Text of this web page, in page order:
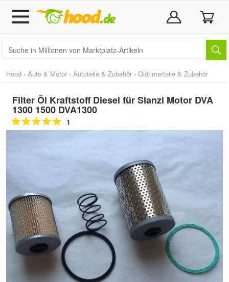
Hood › Auto & Motor › Autoteile & Zubehör › Oldtimerteile & Zubehör
Filter Öl Kraftstoff Diesel für Slanzi Motor DVA
1300 1500 DVA1300
1